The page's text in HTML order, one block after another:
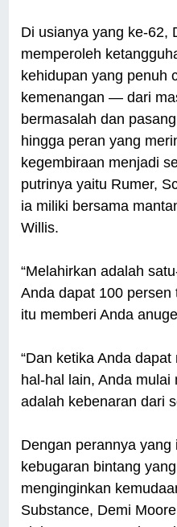
Di usianya yang ke-62,
memperoleh
kehidupan yang penuh
kemenangan — dari
bermasalah dan
hingga peran yang
kegembiraan menjadi
putrinya yaitu Rumer,
ia miliki bersama
Willis.
“Melahirkan adalah
Anda dapat 100
itu memberi Anda
“Dan ketika Anda
hal-hal lain, Anda mulai
adalah kebenaran dari
Dengan perannya
kebugaran bintang
menginginkan
Substance, Demi